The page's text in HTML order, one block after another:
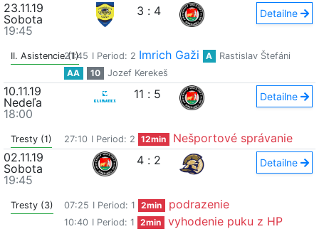
23.11.19
Sobota
19:45
3 : 4 Detailne
II. Asistencie (1)
21:45 I Period: 2 Imrich Gaži A
Rastislav Štefáni
AA
10 Jozef Kerekeš
10.11.19
Nedeľa
18:00
11 : 5 Detailne
Tresty (1) 27:10 I Period: 2 12min
Nešportové správanie
02.11.19
Sobota
19:45
4 : 2 Detailne
Tresty (3) 07:25 I Period: 1 2min podrazenie
10:40 I Period: 1 2min vyhodenie puku z HP